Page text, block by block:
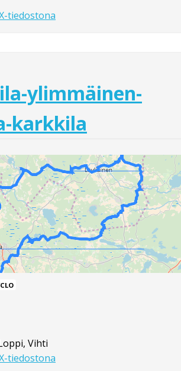
tiedostona
ylimmäinen-
karkkila
Vihti
tiedostona